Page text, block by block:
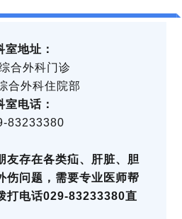
室地址：
合外科门诊
合外科住院部
室电话：
83233380
友存在各类疝、肝脏、胆
伤问题，需要专业医师帮
打电话029-83233380直